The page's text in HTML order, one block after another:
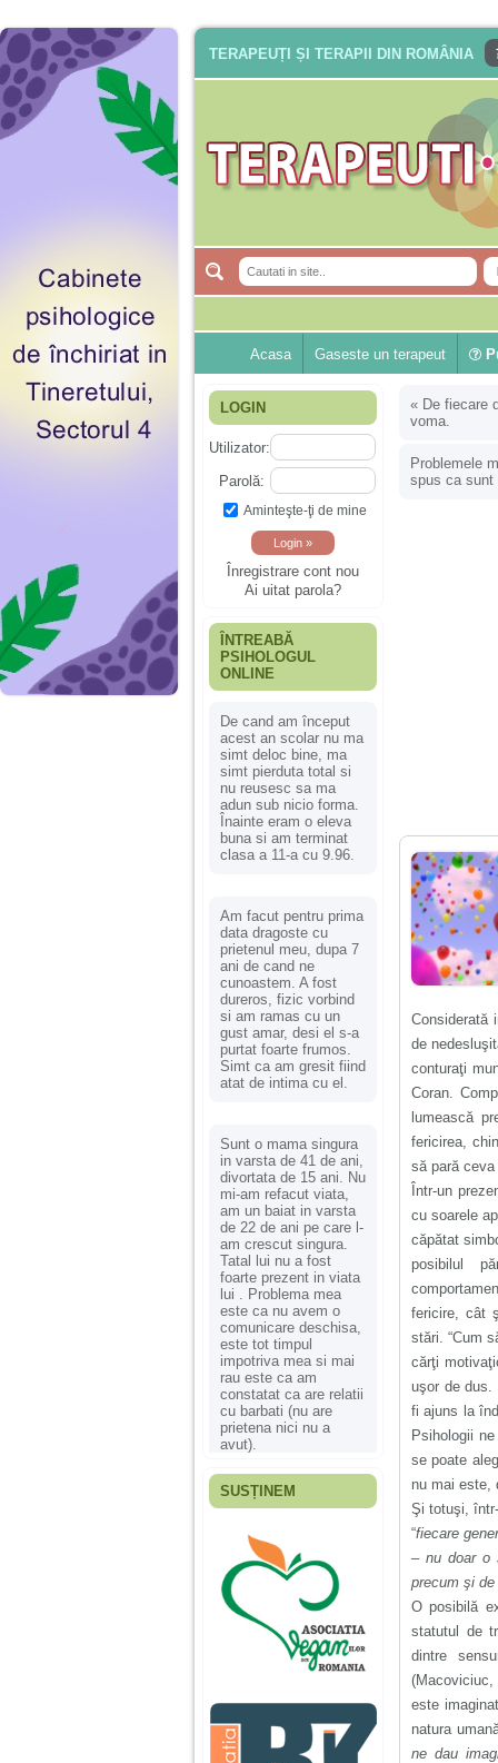
TERAPEUȚI ȘI TERAPII DIN ROMÂNIA
Acasa Gaseste un terapeut
LOGIN
Utilizator:
Parolă:
Aminteşte-ţi de mine
Înregistrare cont nou
Ai uitat parola?
ÎNTREABĂ
PSIHOLOGUL
ONLINE
De cand am început
acest an scolar nu ma
simt deloc bine, ma
simt pierduta total si
nu reusesc sa ma
adun sub nicio forma.
Înainte eram o eleva
buna si am terminat
clasa a 11-a cu 9.96.
Am facut pentru prima
data dragoste cu
prietenul meu, dupa 7
ani de cand ne
cunoastem. A fost
dureros, fizic vorbind
si am ramas cu un
gust amar, desi el s-a
purtat foarte frumos.
Simt ca am gresit fiind
atat de intima cu el.
Sunt o mama singura
in varsta de 41 de ani,
divortata de 15 ani. Nu
mi-am refacut viata,
am un baiat in varsta
de 22 de ani pe care l-
am crescut singura.
Tatal lui nu a fost
foarte prezent in viata
lui . Problema mea
este ca nu avem o
comunicare deschisa,
este tot timpul
impotriva mea si mai
rau este ca am
constatat ca are relatii
cu barbati (nu are
prietena nici nu a
avut).
Fiica mea s-a nascut
ani, privind in urma
realizez cat de multe
greseli am facut in
educatia si cresterea
ei, am fost o mama
egoista, preocupata
de implinirea
profesionala, cand ea
era mica am neglijat-
agresiva, orice
greseala era taxata cu
o palma sau pedepse.
SUSȚINEM
« De fiecare
voma.
Problemele
spus ca sunt
Considerată
de
conturaţi
Coran.
lumească
fericirea,
să pară ceva
Într-un
cu soarele
căpătat
posibilul
fericire, cât
stări. “Cum
cărţi
uşor de dus.
fi ajuns la
Psihologii
se poate
nu mai este,
Şi totuşi,
“fiecare
– nu doar o
precum şi
O posibilă
statutul de
dintre
este
natura
ne dau